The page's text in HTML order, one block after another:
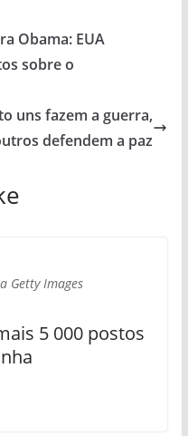
Obama: EUA
sobre o
uns fazem a guerra,
defendem a paz
Getty Images
5 000 postos